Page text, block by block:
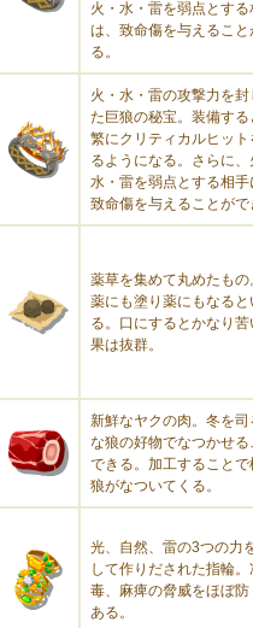
火・水・雷を弱点とする
は、致命傷を与えること
る。
火・水・雷の攻撃力を封
た巨狼の秘宝。装備する
繁にクリティカルヒット
るようになる。さらに、
水・雷を弱点とする相手
致命傷を与えることがで
薬草を集めて丸めたもの
薬にも塗り薬にもなると
る。口にするとかなり苦
果は抜群。
新鮮なヤクの肉。冬を司
な狼の好物でなつかせる
できる。加工することで
狼がなついてくる。
光、自然、雷の3つの力
して作りだされた指輪
毒、麻痺の脅威をほぼ防
ある。